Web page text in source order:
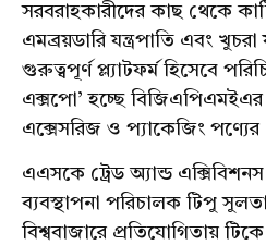
সরবরাহকারীদের কাছ থেকে
এমব্রয়ডারি যন্ত্রপাতি এবং খুচরা
গুরুত্বপূর্ণ প্ল্যাটফর্ম হিসেবে
এক্সপো’ হচ্ছে বিজিএপিএমইএর
এক্সেসরিজ ও প্যাকেজিং পণ্যের
এএসকে ট্রেড অ্যান্ড
ব্যবস্থাপনা পরিচালক টিপু
বিশ্ববাজারে প্রতিযোগিতায়